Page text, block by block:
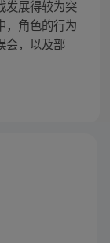
发展得较为突
，角色的行为
会，以及部